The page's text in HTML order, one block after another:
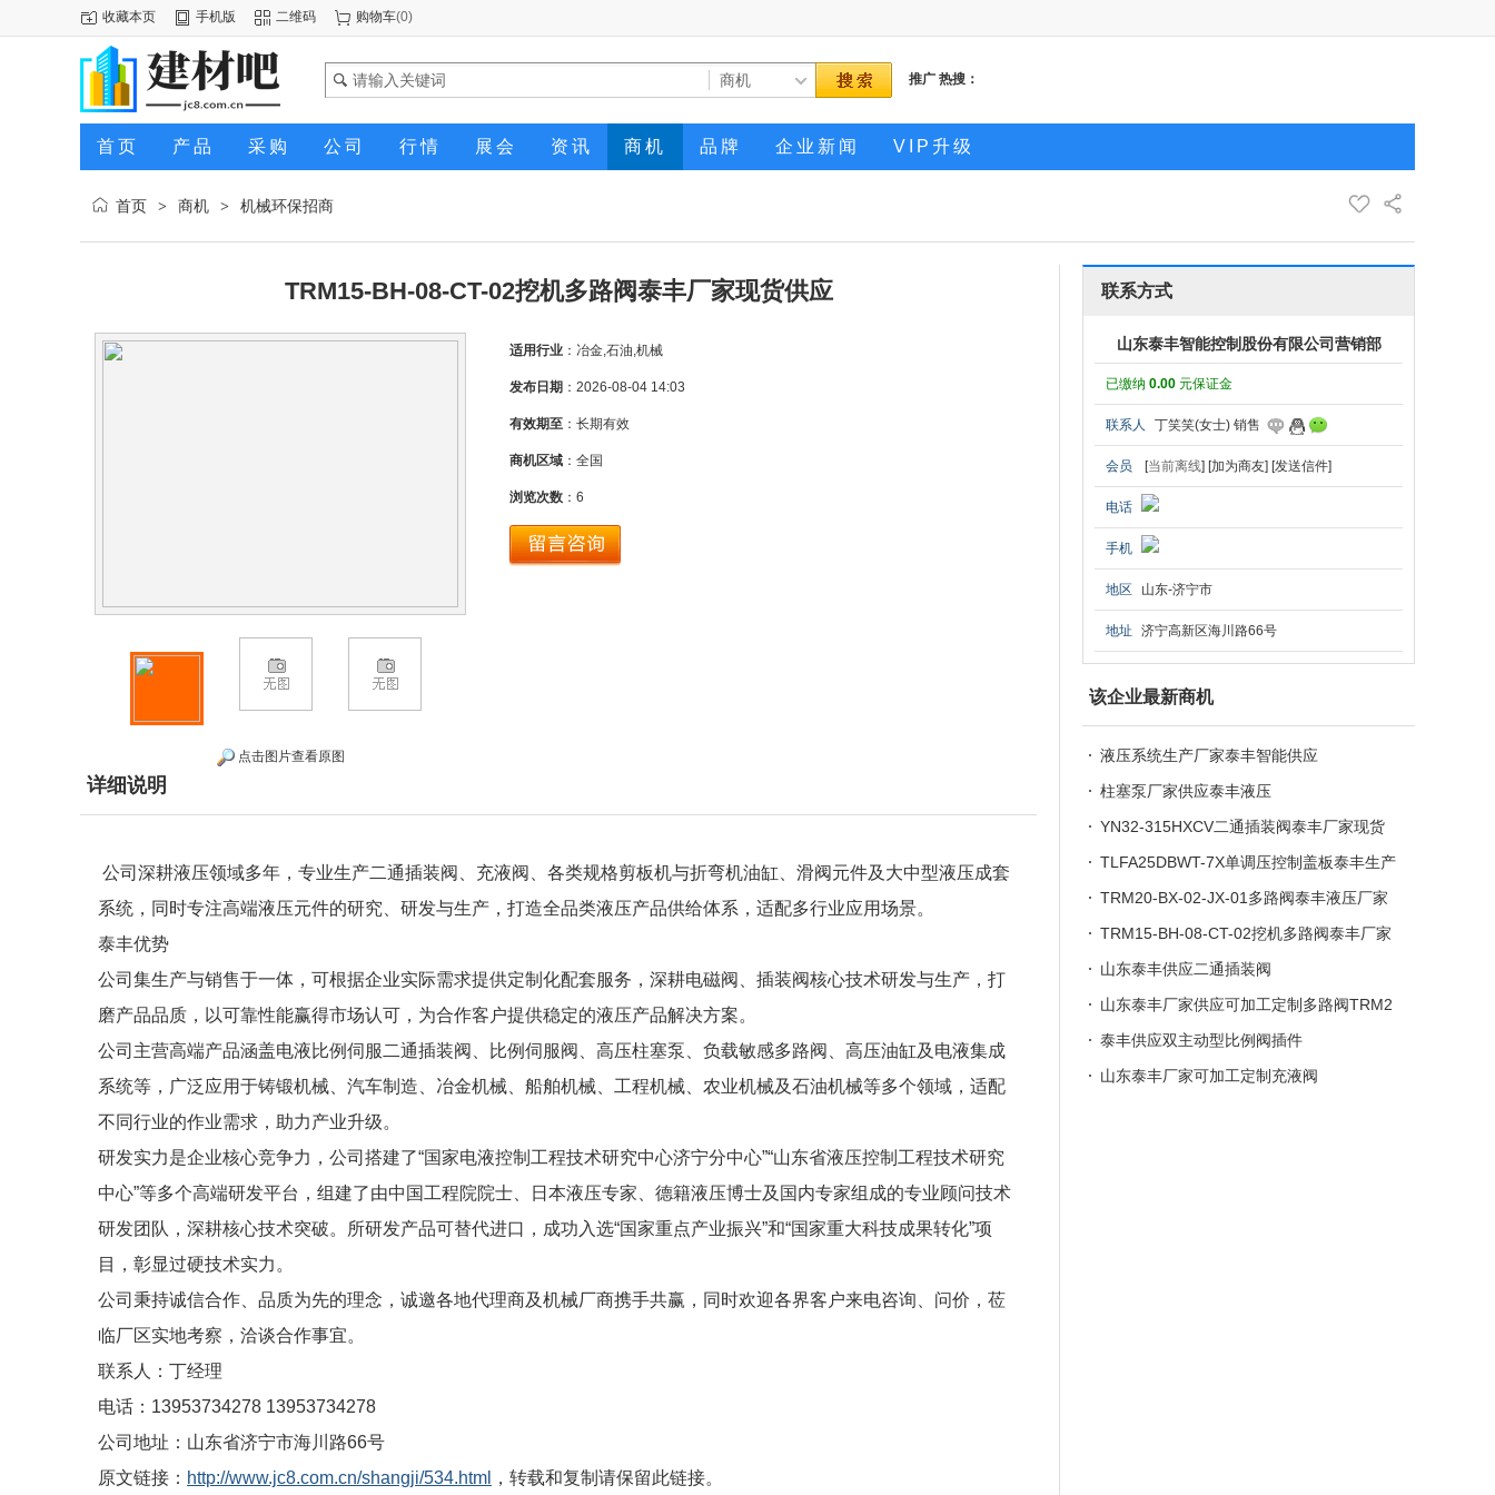
收藏本页 手机版 二维码 购物车(0)
推广 热搜：
首页 产品 采购 公司 行情 展会 资讯 商机 品牌 企业新闻 VIP升级
首页 > 商机 > 机械环保招商
TRM15-BH-08-CT-02挖机多路阀泰丰厂家现货供应
点击图片查看原图
适用行业 ：冶金,石油,机械
发布日期 ：2026-08-04 14:03
有效期至 ：长期有效
商机区域 ：全国
浏览次数 ： 6
详细说明
公司深耕液压领域多年，专业生产二通插装阀、充液阀、各类规格剪板机与折弯机油缸、滑阀元件及大中型液压成套
系统，同时专注高端液压元件的研究、研发与生产，打造全品类液压产品供给体系，适配多行业应用场景。
泰丰优势
公司集生产与销售于一体，可根据企业实际需求提供定制化配套服务，深耕电磁阀、插装阀核心技术研发与生产，打
磨产品品质，以可靠性能赢得市场认可，为合作客户提供稳定的液压产品解决方案。
公司主营高端产品涵盖电液比例伺服二通插装阀、比例伺服阀、高压柱塞泵、负载敏感多路阀、高压油缸及电液集成
系统等，广泛应用于铸锻机械、汽车制造、冶金机械、船舶机械、工程机械、农业机械及石油机械等多个领域，适配
不同行业的作业需求，助力产业升级。
研发实力是企业核心竞争力，公司搭建了“国家电液控制工程技术研究中心济宁分中心”“山东省液压控制工程技术研究
中心”等多个高端研发平台，组建了由中国工程院院士、日本液压专家、德籍液压博士及国内专家组成的专业顾问技术
研发团队，深耕核心技术突破。所研发产品可替代进口，成功入选“国家重点产业振兴”和“国家重大科技成果转化”项
目，彰显过硬技术实力。
公司秉持诚信合作、品质为先的理念，诚邀各地代理商及机械厂商携手共赢，同时欢迎各界客户来电咨询、问价，莅
临厂区实地考察，洽谈合作事宜。
联系人：丁经理
电话：13953734278 13953734278
公司地址：山东省济宁市海川路66号
原文链接： http://www.jc8.com.cn/shangji/534.html
，转载和复制请保留此链接。
联系方式
山东泰丰智能控制股份有限公司营销部
已缴纳 0.00 元保证金
联系人 丁笑笑(女士) 销售
会员 [当前离线] [加为商友] [发送信件]
电话
手机
地区 山东-济宁市
地址 济宁高新区海川路66号
该企业最新商机
液压系统生产厂家泰丰智能供应
柱塞泵厂家供应泰丰液压
YN32-315HXCV二通插装阀泰丰厂家现货
供应
TLFA25DBWT-7X单调压控制盖板泰丰生产
厂家供应
TRM20-BX-02-JX-01多路阀泰丰液压厂家
加工定制
TRM15-BH-08-CT-02挖机多路阀泰丰厂家
现货供应
山东泰丰供应二通插装阀
山东泰丰厂家供应可加工定制多路阀TRM2
0
泰丰供应双主动型比例阀插件
山东泰丰厂家可加工定制充液阀